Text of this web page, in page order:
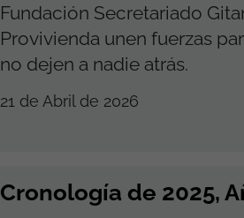
Fundación Secretariado
Provivienda unen fuerzas
no dejen a nadie atrás.
21 de Abril de 2026
Cronología de 2025,